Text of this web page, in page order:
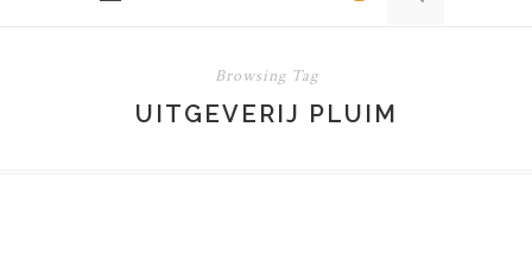
Browsing Tag
UITGEVERIJ PLUIM